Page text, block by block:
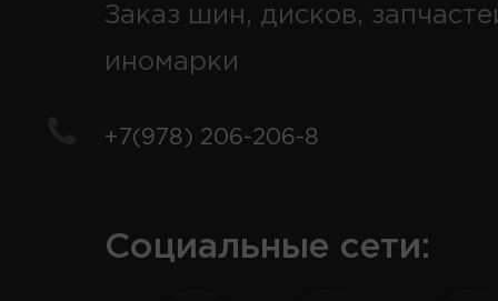
Заказ шин, дисков,
иномарки
+7(978) 206-206-8
Социальные сети: